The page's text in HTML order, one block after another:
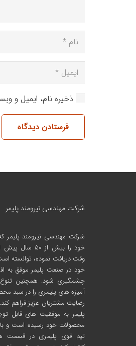
ذخیره نام، ایمیل و
فرستادن دیدگاه
شرکت مهندسی نیرومند پلیمر
شرکت مهندسی نیرومند پلیمر
خود را بیش از
وقت دریافت نموده، توانسته
خود در صنعت پلیمر موفق به
چشمگیری شود. همچنین تنوع
آمیزه های پلیمری را در سبد
رضایت مشتریان عزیز فراهم
پلیمر به موفقیت های قابل
محصولات خود رسیده است و
تیم قوی پلیمری در قسمت